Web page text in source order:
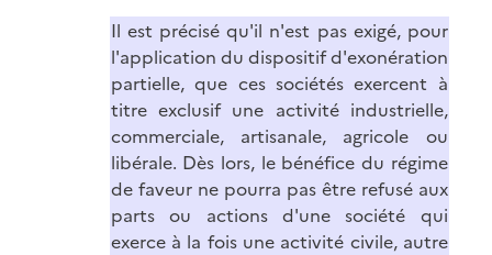
Il est précisé qu'il n'est pas exigé, pour
l'application du dispositif d'exonération
partielle, que ces sociétés exercent à
titre exclusif une activité industrielle,
commerciale, artisanale, agricole ou
libérale. Dès lors, le bénéfice du régime
de faveur ne pourra pas être refusé aux
parts ou actions d'une société qui
exerce à la fois une activité civile, autre